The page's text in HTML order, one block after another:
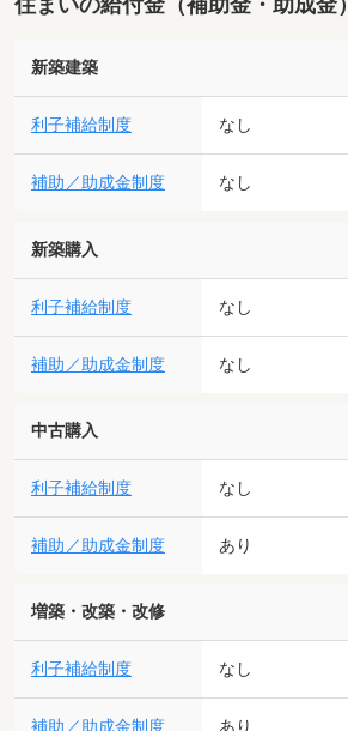
住まいの給付金（補助金・助成金）
新築建築
利子補給制度 なし
補助／助成金制度 なし
新築購入
利子補給制度 なし
補助／助成金制度 なし
中古購入
利子補給制度 なし
補助／助成金制度 あり
増築・改築・改修
利子補給制度 なし
あり